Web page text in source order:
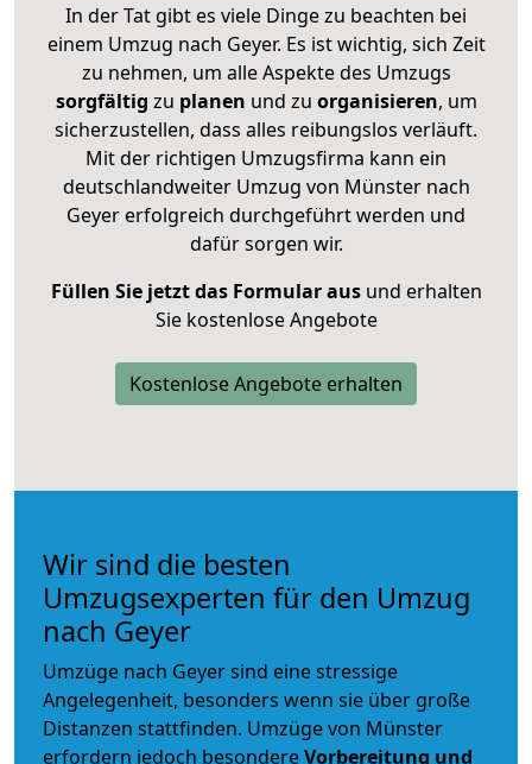
In der Tat gibt es viele Dinge zu beachten bei
einem Umzug nach Geyer. Es ist wichtig, sich Zeit
zu nehmen, um alle Aspekte des Umzugs
sorgfältig zu planen und zu organisieren, um
sicherzustellen, dass alles reibungslos verläuft.
Mit der richtigen Umzugsfirma kann ein
deutschlandweiter Umzug von Münster nach
Geyer erfolgreich durchgeführt werden und
dafür sorgen wir.
Füllen Sie jetzt das Formular ausund erhalten
Sie kostenlose Angebote
Kostenlose Angebote erhalten
Wir sind die besten
Umzugsexperten für den Umzug
nach Geyer
Umzüge nach Geyer sind eine stressige
Angelegenheit, besonders wenn sie über große
Distanzen stattfinden. Umzüge von Münster
erfordern jedoch besondereVorbereitung und